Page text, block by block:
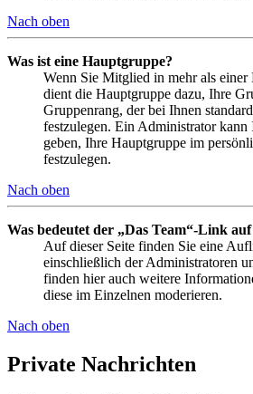
Nach oben
Was ist eine Hauptgruppe?
Wenn Sie Mitglied in mehr als einer
dient die Hauptgruppe dazu, Ihre
Gruppenrang, der bei Ihnen
festzulegen. Ein Administrator
geben, Ihre Hauptgruppe im
festzulegen.
Nach oben
Was bedeutet der „Das Team“-Link
Auf dieser Seite finden Sie eine
einschließlich der Administratoren
finden hier auch weitere
diese im Einzelnen moderieren.
Nach oben
Private Nachrichten